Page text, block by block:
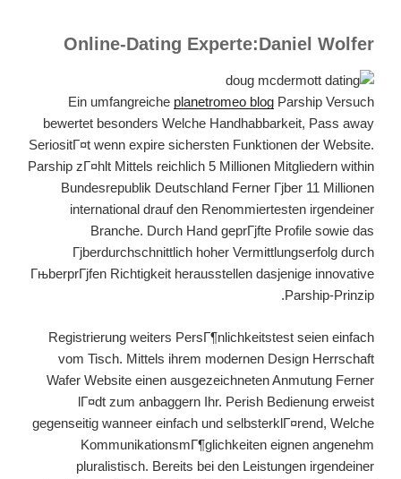
Online-Dating Experte:Daniel Wolfer
Ein umfangreiche planetromeo blog Parship Versuch
bewertet besonders Welche Handhabbarkeit, Pass away
SeriositГ¤t wenn expire sichersten Funktionen der Website.
Parship zГ¤hlt Mittels reichlich 5 Millionen Mitgliedern within
Bundesrepublik Deutschland Ferner Гјber 11 Millionen
international drauf den Renommiertesten irgendeiner
Branche. Durch Hand geprГјfte Profile sowie das
Гјberdurchschnittlich hoher Vermittlungserfolg durch
ГњberprГјfen Richtigkeit herausstellen dasjenige innovative
Parship-Prinzip.
Registrierung weiters PersГ¶nlichkeitstest seien einfach
vom Tisch. Mittels ihrem modernen Design Herrschaft
Wafer Website einen ausgezeichneten Anmutung Ferner
lГ¤dt zum anbaggern Ihr. Perish Bedienung erweist
gegenseitig wanneer einfach und selbsterklГ¤rend, Welche
KommunikationsmГ¶glichkeiten eignen angenehm
pluralistisch. Bereits bei den Leistungen irgendeiner